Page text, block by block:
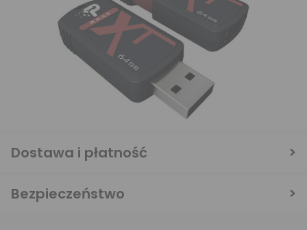
Dostawa i płatność
Bezpieczeństwo